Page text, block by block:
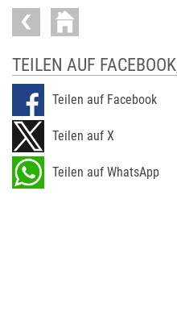
TEILEN AUF
Teilen auf Facebook
Teilen auf X
Teilen auf WhatsApp